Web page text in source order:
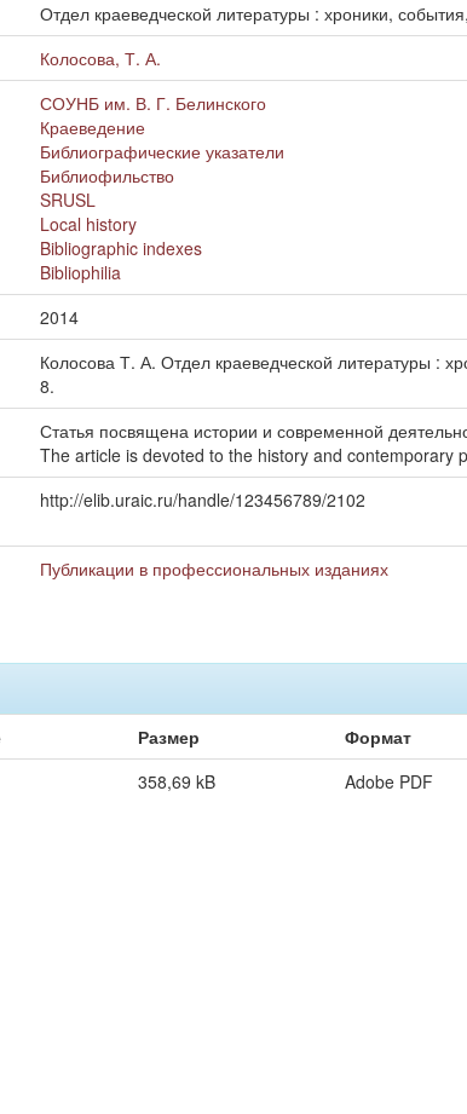
Отдел краеведческой литературы : хроники,
Колосова, Т. А.
СОУНБ им. В. Г. Белинского
Краеведение
Библиографические указатели
Библиофильство
SRUSL
Local history
Bibliographic indexes
Bibliophilia
2014
Колосова Т. А. Отдел краеведческой литературы
8.
Статья посвящена истории и современной
The article is devoted to the history and contemporary
http://elib.uraic.ru/handle/123456789/2102
Публикации в профессиональных изданиях
Размер
Формат
358,69 kB Adobe PDF